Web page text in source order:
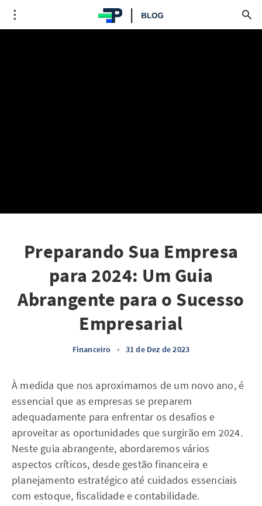
Preparando Sua Empresa
para 2024: Um Guia
Abrangente para o Sucesso
Empresarial
Financeiro • 31 de Dez de 2023
À medida que nos aproximamos de um novo ano, é
essencial que as empresas se preparem
adequadamente para enfrentar os desafios e
aproveitar as oportunidades que surgirão em 2024.
Neste guia abrangente, abordaremos vários
aspectos críticos, desde gestão financeira e
planejamento estratégico até cuidados essenciais
com estoque, fiscalidade e contabilidade.